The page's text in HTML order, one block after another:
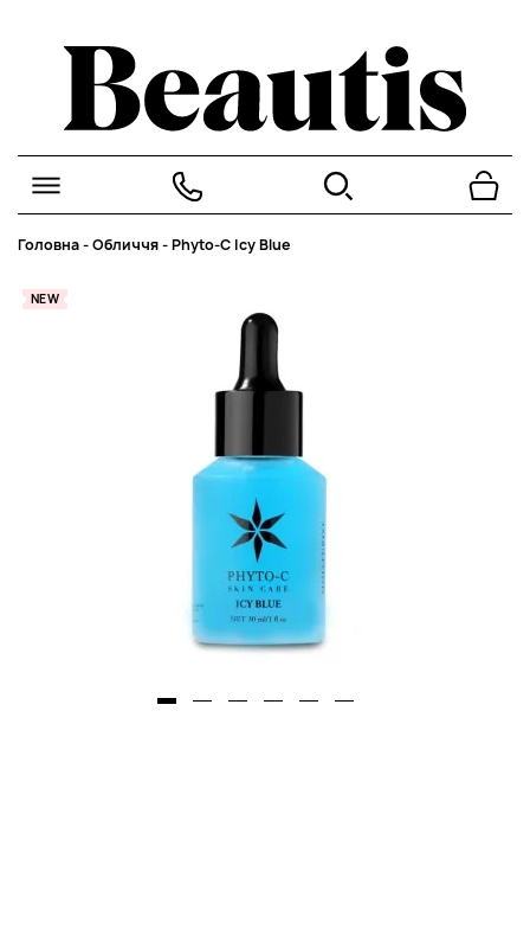
Головна-Обличчя-Phyto-C Icy Blue
NEW